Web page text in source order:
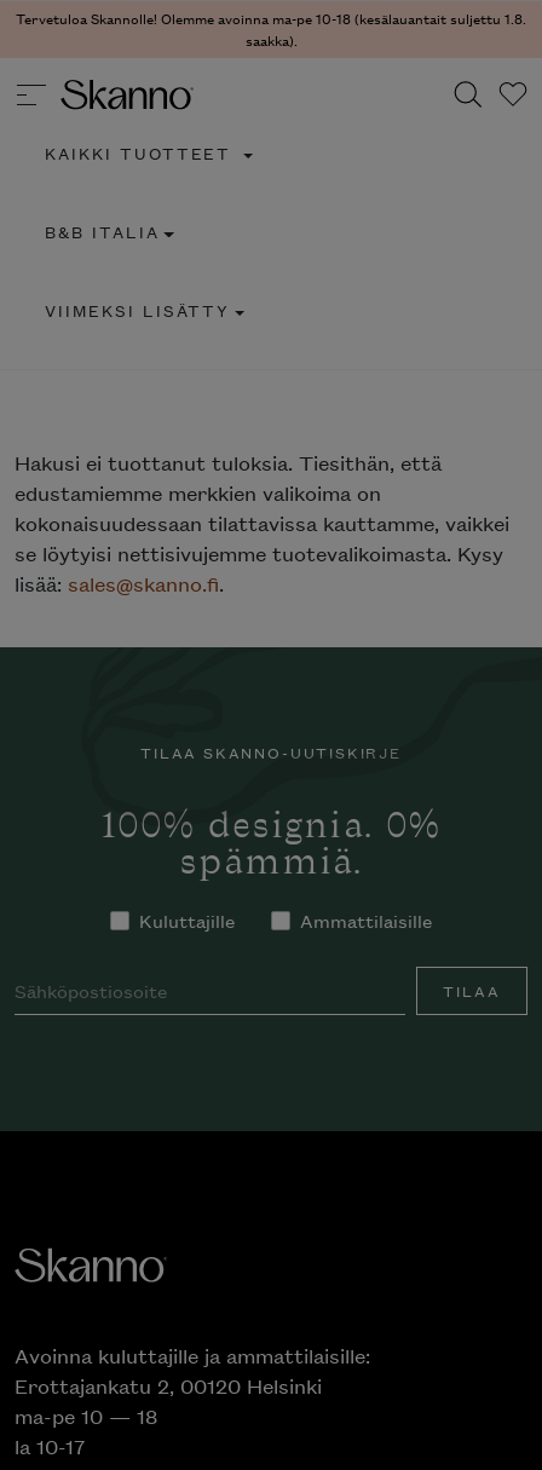
Tervetuloa Skannolle! Olemme avoinna ma-pe 10-18 (kesälauantait suljettu 1.8.
saakka).
Type 2 or more characters for results.
KAIKKI TUOTTEET
B&B ITALIA
VIIMEKSI LISÄTTY
Hakusi ei tuottanut tuloksia. Tiesithän, että
edustamiemme merkkien valikoima on
kokonaisuudessaan tilattavissa kauttamme, vaikkei
se löytyisi nettisivujemme tuotevalikoimasta. Kysy
lisää: sales@skanno.fi.
TILAA SKANNO-UUTISKIRJE
100% designia. 0%
spämmiä.
Kuluttajille Ammattilaisille
TILAA
Avoinna kuluttajille ja ammattilaisille:
Erottajankatu 2, 00120 Helsinki
ma-pe 10 — 18
la 10-17